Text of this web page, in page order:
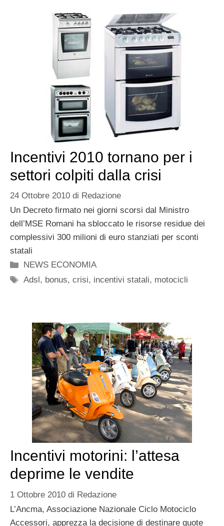
Incentivi 2010 tornano per i
settori colpiti dalla crisi
24 Ottobre 2010 di Redazione
Un Decreto firmato nei giorni scorsi dal Ministro
dell’MSE Romani ha sbloccato le risorse residue dei
complessivi 300 milioni di euro stanziati per sconti
statali
Categorie
NEWS ECONOMIA
Tag
Adsl , bonus,crisi, incentivi statali, motocicli
Incentivi motorini: l’attesa
deprime le vendite
1 Ottobre 2010 di Redazione
L’Ancma, Associazione Nazionale Ciclo Motociclo
Accessori, apprezza la decisione di destinare quote